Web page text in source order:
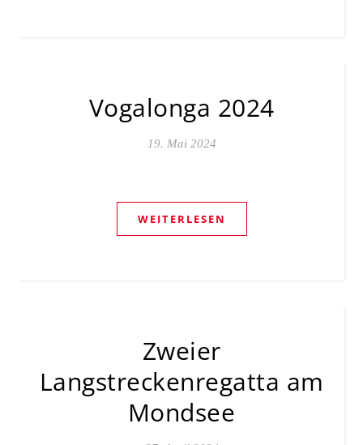
Vogalonga 2024
19. Mai 2024
WEITERLESEN
Zweier
Langstreckenregatta am
Mondsee